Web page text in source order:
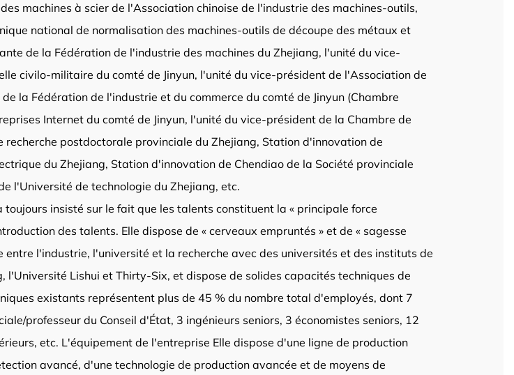
machines à scier de l'Association chinoise de l'industrie des machines-outils,
national de normalisation des machines-outils de découpe des métaux et
de la Fédération de l'industrie des machines du Zhejiang, l'unité du vice-
civilo-militaire du comté de Jinyun, l'unité du vice-président de l'Association de
la Fédération de l'industrie et du commerce du comté de Jinyun (Chambre
Internet du comté de Jinyun, l'unité du vice-président de la Chambre de
postdoctorale provinciale du Zhejiang, Station d'innovation de
du Zhejiang, Station d'innovation de Chendiao de la Société provinciale
l'Université de technologie du Zhejiang, etc.
insisté sur le fait que les talents constituent la « principale force
des talents. Elle dispose de « cerveaux empruntés » et de « sagesse
l'industrie, l'université et la recherche avec des universités et des instituts de
Lishui et Thirty-Six, et dispose de solides capacités techniques de
existants représentent plus de 45 % du nombre total d'employés, dont 7
professeur du Conseil d'État, 3 ingénieurs seniors, 3 économistes seniors, 12
etc. L'équipement de l'entreprise Elle dispose d'une ligne de production
avancé, d'une technologie de production avancée et de moyens de